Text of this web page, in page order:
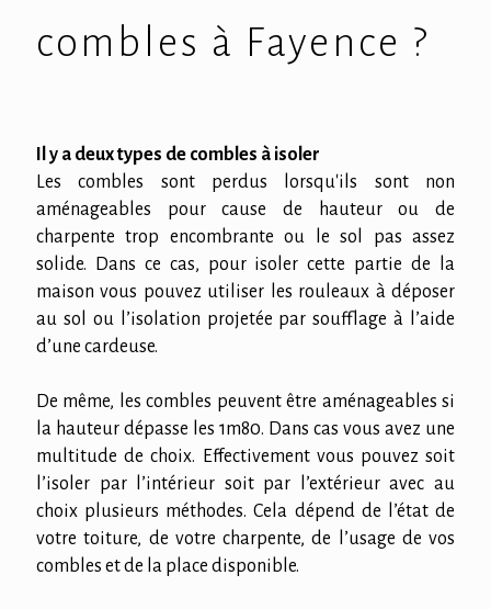
combles à Fayence ?
Il y a deux types de combles à isoler
Les combles sont perdus lorsqu'ils sont non
aménageables pour cause de hauteur ou de
charpente trop encombrante ou le sol pas assez
solide. Dans ce cas, pour isoler cette partie de la
maison vous pouvez utiliser les rouleaux à déposer
au sol ou l’isolation projetée par soufflage à l’aide
d’une cardeuse.
De même, les combles peuvent être aménageables si
la hauteur dépasse les 1m80. Dans cas vous avez une
multitude de choix. Effectivement vous pouvez soit
l’isoler par l’intérieur soit par l’extérieur avec au
choix plusieurs méthodes. Cela dépend de l’état de
votre toiture, de votre charpente, de l’usage de vos
combles et de la place disponible.